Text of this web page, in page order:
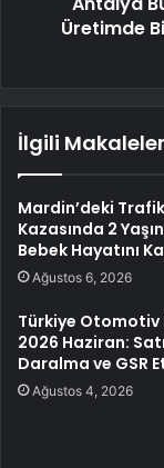
Üretimde
İlgili Makaleler
Mardin’deki Trafik
Kazasında 2
Bebek Hayatını
Ağustos 6, 2026
Türkiye Otomotiv
2026 Haziran:
Daralma ve GSR
Ağustos 4, 2026